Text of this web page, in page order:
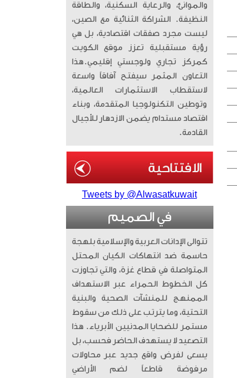
والموانئ، والرعاية السكنية، والطاقة
النظيفة. الشراكة الثنائية مع الصين،
ليست مجرد صفقات اقتصادية، بل هي
رؤية مستقبلية تعزز موقع الكويت
كمركز تجاري ولوجستي إقليمي. ​هذا
التعاون المثمر سيفتح آفاقاً واسعة
لاستقطاب الاستثمارات العالمية،
وتوطين التكنولوجيا المتقدمة، وبناء
اقتصاد مستدام يضمن الازدهار للأجيال
القادمة.
Tweets by @Alwasatkuwait
في الصميم
تتوالى الإدانات العربية والإسلامية بلهجة
حاسمة ضد انتهاكات الكيان المحتل
المتواصلة في قطاع غزة، والتي تجاوزت
كل الخطوط الحمراء عبر الاستهداف
الممنهج للمنشآت الصحية والبنية
التحتية، وما يترتب على ذلك من سقوط
مستمر للضحايا المدنيين الأبرياء. ​ هذا
التصعيد لا يستهدف الحاضر فحسب، بل
يسعى لفرض واقع جديد عبر محاولات
مرفوضة قاطعاً لضم الأراضي